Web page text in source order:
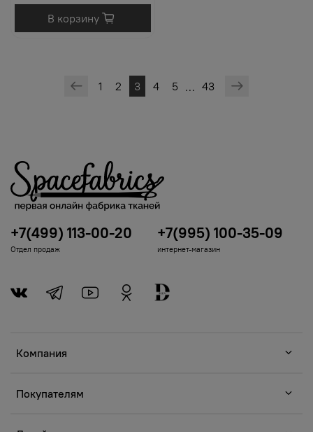
В корзину
1 2 3 4 5 … 43
Компания
Покупателям
+7(499) 113-00-20
Отдел продаж
+7(995) 100-35-09
интернет-магазин